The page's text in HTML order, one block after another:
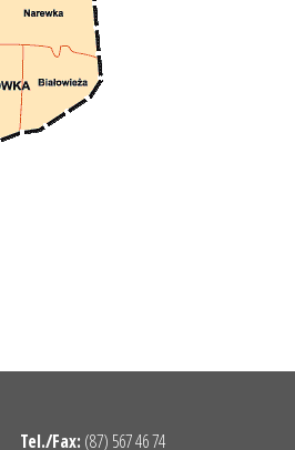
Tel./Fax: (87) 567 46 74